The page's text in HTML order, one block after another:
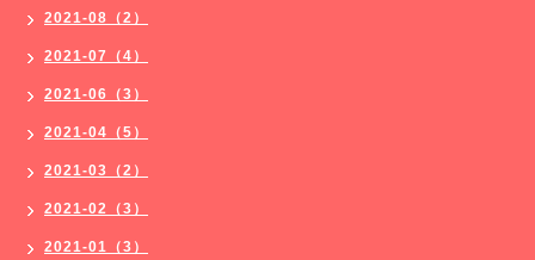
2021-08（2）
2021-07（4）
2021-06（3）
2021-04（5）
2021-03（2）
2021-02（3）
2021-01（3）